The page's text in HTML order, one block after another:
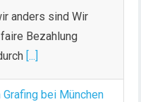
anders sind Wir
Bezahlung
[...]
bei München